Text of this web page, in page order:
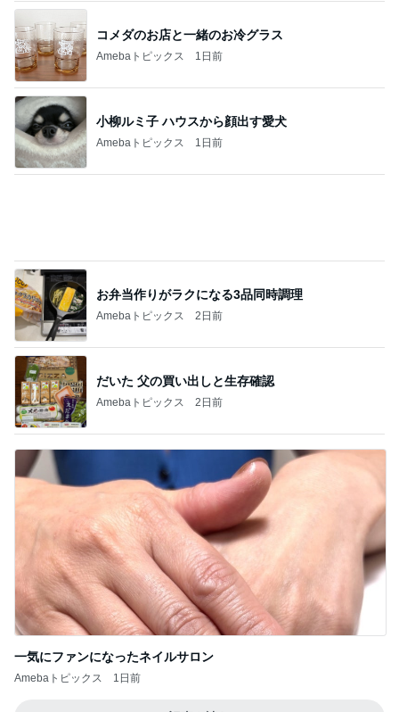
コメダのお店と一緒のお冷グラス
Amebaトピックス 1日前
小柳ルミ子 ハウスから顔出す愛犬
Amebaトピックス 1日前
だいた 父の買い出しと生存確認
Amebaトピックス 2日前
一気にファンになったネイルサロン
Amebaトピックス 1日前
記事を読む